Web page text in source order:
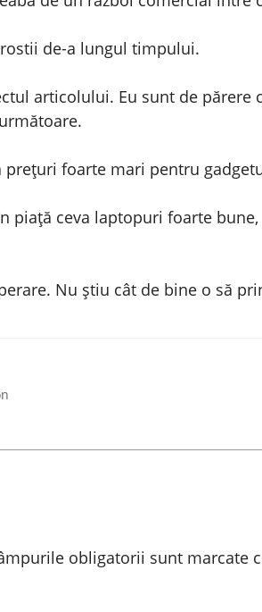
de-a lungul timpului.
articolului. Eu sunt de părere
foarte mari pentru
piață ceva laptopuri foarte
Nu știu cât de bine o să
obligatorii sunt marcate